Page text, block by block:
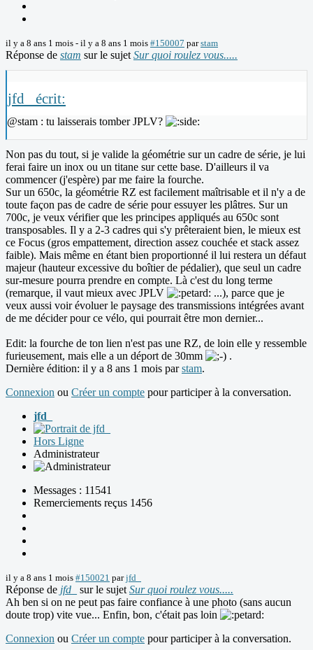
il y a 8 ans 1 mois - il y a 8 ans 1 mois #150007 parstam
Réponse de stam sur le sujet Sur quoi roulez vous.....
jfd_ écrit:
@stam : tu laisserais tomber JPLV?
Non pas du tout, si je valide la géométrie sur un cadre de série, je lui
ferai faire un inox ou un titane sur cette base. D'ailleurs il va
commencer (j'espère) par me faire la fourche.
Sur un 650c, la géométrie RZ est facilement maîtrisable et il n'y a de
toute façon pas de cadre de série pour essuyer les plâtres. Sur un
700c, je veux vérifier que les principes appliqués au 650c sont
transposables. Il y a 2-3 cadres qui s'y prêteraient bien, le mieux est
ce Focus (gros empattement, direction assez couchée et stack assez
faible). Mais même en étant bien proportionné il lui restera un défaut
majeur (hauteur excessive du boîtier de pédalier), que seul un cadre
sur-mesure pourra prendre en compte. Là c'est du long terme
(remarque, il vaut mieux avec JPLV
...), parce que je
veux aussi voir évoluer le paysage des transmissions intégrées avant
de me décider pour ce vélo, qui pourrait être mon dernier...
Edit: la fourche de ton lien n'est pas une RZ, de loin elle y ressemble
furieusement, mais elle a un déport de 30mm
.
Dernière édition: il y a 8 ans 1 mois parstam.
Connexion ou Créer un compte pour participer à la conversation.
jfd_
Hors Ligne
Administrateur
Messages : 11541
Remerciements reçus 1456
il y a 8 ans 1 mois #150021 parjfd_
Réponse de jfd_ sur le sujet Sur quoi roulez vous.....
Ah ben si on ne peut pas faire confiance à une photo (sans aucun
doute trop) vite vue... Enfin, bon, c'était pas loin
Connexion ou Créer un compte pour participer à la conversation.